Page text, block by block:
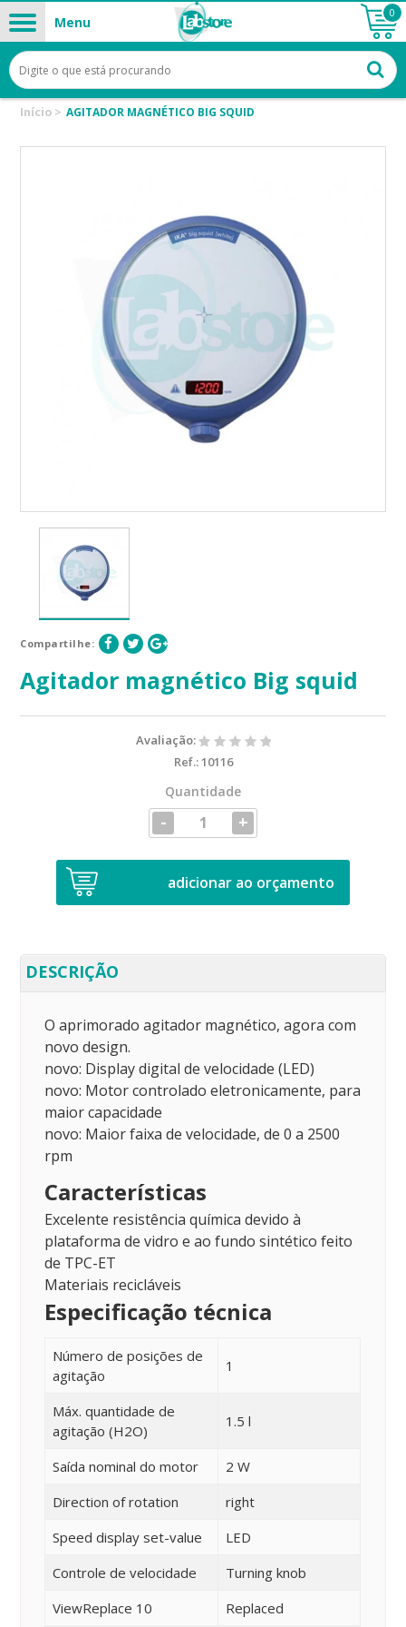
Menu
0
Início > AGITADOR MAGNÉTICO BIG SQUID
Compartilhe:
Agitador magnético Big squid
Avaliação:
Ref.:10116
Quantidade
+
-
adicionar ao orçamento
DESCRIÇÃO
O aprimorado agitador magnético, agora com
novo design.
novo: Display digital de velocidade (LED)
novo: Motor controlado eletronicamente, para
maior capacidade
novo: Maior faixa de velocidade, de 0 a 2500
rpm
Características
Excelente resistência química devido à
plataforma de vidro e ao fundo sintético feito
de TPC-ET
Materiais recicláveis
Especificação técnica
Número de posições de
agitação
1
Máx. quantidade de
agitação (H2O)
1.5 l
Saída nominal do motor
2 W
Direction of rotation
right
Speed display set-value
LED
Controle de velocidade
Turning knob
ViewReplace 10
Replaced